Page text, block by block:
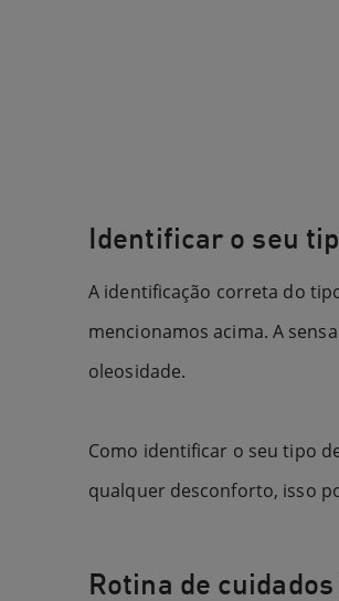
Identificar o seu
A identificação correta do
mencionamos acima. A
oleosidade.
Como identificar o seu tipo
qualquer desconforto, isso
Rotina de